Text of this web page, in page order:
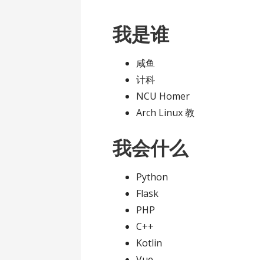
我是谁
咸鱼
计科
NCU Homer
Arch Linux 教
我会什么
Python
Flask
PHP
C++
Kotlin